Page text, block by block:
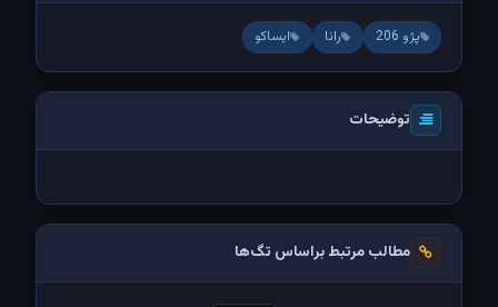
پژو 206 رانا ایساکو
توضیحات
مطالب مرتبط براساس تگ‌ها